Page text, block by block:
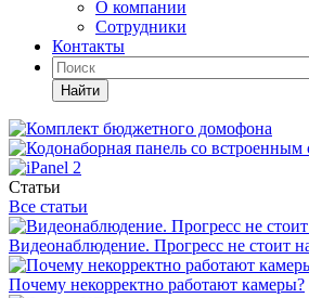
О компании
Сотрудники
Контакты
Найти
Статьи
Все статьи
Видеонаблюдение. Прогресс не стоит
Почему некорректно работают камеры?